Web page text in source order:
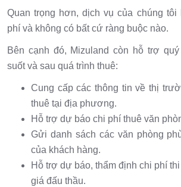
Quan trọng hơn, dịch vụ của chúng tôi
phí và không có bất cứ ràng buộc nào.
Bên cạnh đó, Mizuland còn hỗ trợ
suốt và sau quá trình thuê:
Cung cấp các thông tin về thị
thuê tại địa phương.
Hỗ trợ dự báo chi phí thuê văn
Gửi danh sách các văn phòng
của khách hàng.
Hỗ trợ dự báo, thẩm định chi phí
giá đấu thầu.